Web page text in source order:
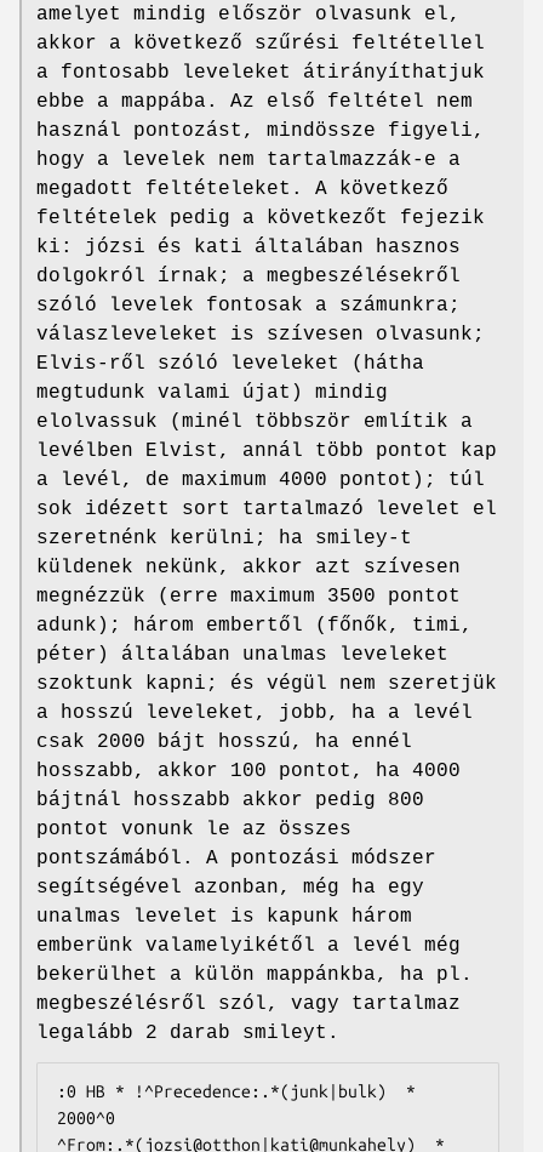
amelyet mindig először olvasunk el,
akkor a következő szűrési feltétellel
a fontosabb leveleket átirányíthatjuk
ebbe a mappába. Az első feltétel nem
használ pontozást, mindössze figyeli,
hogy a levelek nem tartalmazzák-e a
megadott feltételeket. A következő
feltételek pedig a következőt fejezik
ki: józsi és kati általában hasznos
dolgokról írnak; a megbeszélésekről
szóló levelek fontosak a számunkra;
válaszleveleket is szívesen olvasunk;
Elvis-ről szóló leveleket (hátha
megtudunk valami újat) mindig
elolvassuk (minél többször említik a
levélben Elvist, annál több pontot kap
a levél, de maximum 4000 pontot); túl
sok idézett sort tartalmazó levelet el
szeretnénk kerülni; ha smiley-t
küldenek nekünk, akkor azt szívesen
megnézzük (erre maximum 3500 pontot
adunk); három embertől (főnők, timi,
péter) általában unalmas leveleket
szoktunk kapni; és végül nem szeretjük
a hosszú leveleket, jobb, ha a levél
csak 2000 bájt hosszú, ha ennél
hosszabb, akkor 100 pontot, ha 4000
bájtnál hosszabb akkor pedig 800
pontot vonunk le az összes
pontszámából. A pontozási módszer
segítségével azonban, még ha egy
unalmas levelet is kapunk három
emberünk valamelyikétől a levél még
bekerülhet a külön mappánkba, ha pl.
megbeszélésről szól, vagy tartalmaz
legalább 2 darab smileyt.
:0 HB * !^Precedence:.*(junk|bulk)  *
2000^0
^From:.*(jozsi@otthon|kati@munkahely)  *